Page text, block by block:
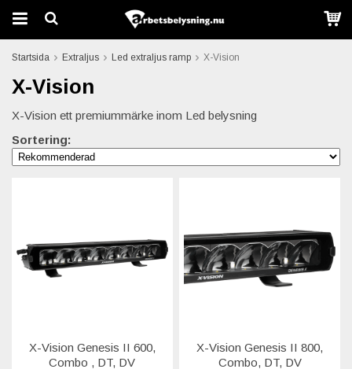
Startsida Extraljus Led extraljus ramp X-Vision
X-Vision
X-Vision ett premiummärke inom Led belysning
Sortering:
X-Vision Genesis II 600,
Combo , DT, DV
X-Vision Genesis II 800,
Combo, DT, DV